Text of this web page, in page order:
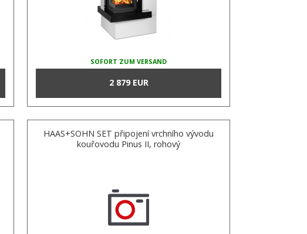
SOFORT ZUM VERSAND
2 879 EUR
HAAS+SOHN SET připojení vrchního vývodu
kouřovodu Pinus II, rohový